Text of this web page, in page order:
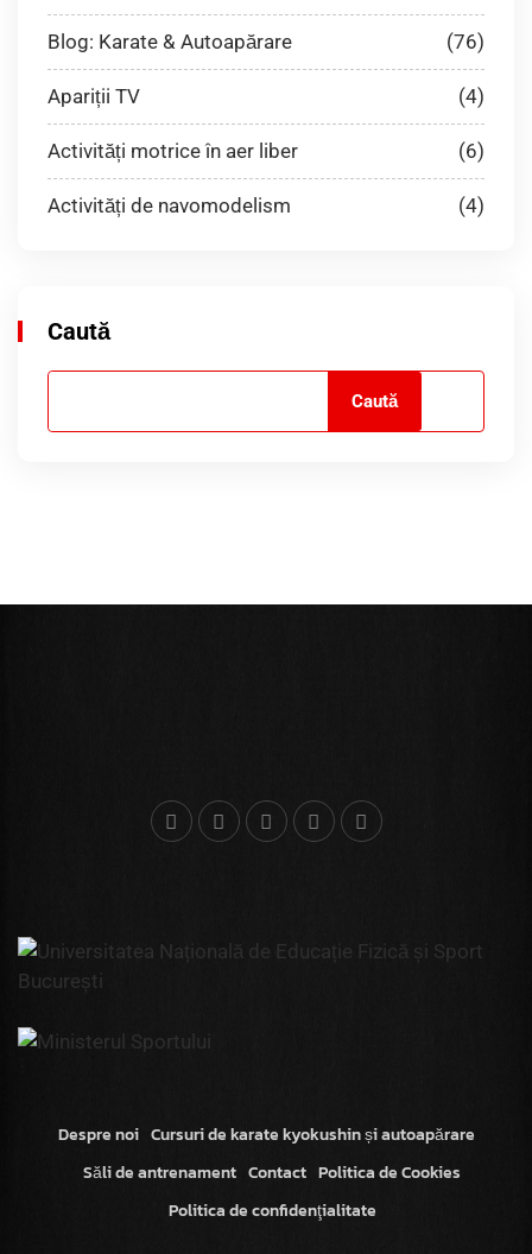
Blog: Karate & Autoapărare (76)
Apariții TV (4)
Activități motrice în aer liber (6)
Activități de navomodelism (4)
Caută
Caută
Despre noi Cursuri de karate kyokushin și autoapărare
Săli de antrenament Contact Politica de Cookies
Politica de confidenţialitate